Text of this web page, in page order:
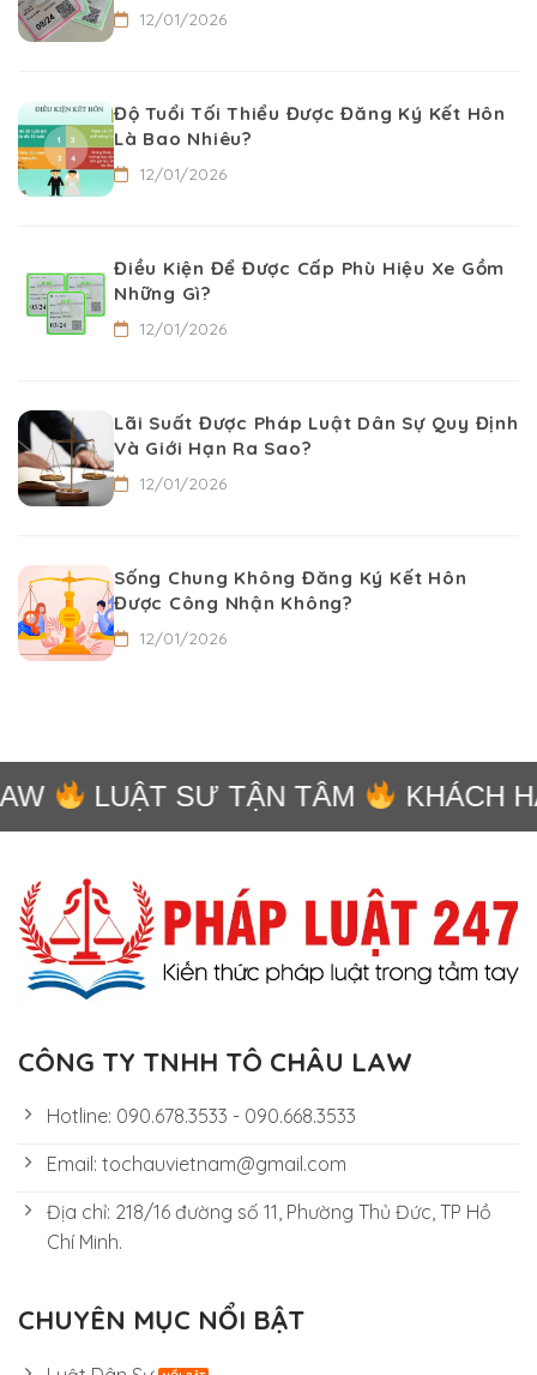
12/01/2026
Độ Tuổi Tối Thiểu Được Đăng Ký Kết Hôn
Là Bao Nhiêu?
12/01/2026
Điều Kiện Để Được Cấp Phù Hiệu Xe Gồm
Những Gì?
12/01/2026
Lãi Suất Được Pháp Luật Dân Sự Quy Định
Và Giới Hạn Ra Sao?
12/01/2026
Sống Chung Không Đăng Ký Kết Hôn
Được Công Nhận Không?
12/01/2026
LUẬT SƯ TẬN TÂM KHÁCH
CÔNG TY TNHH TÔ CHÂU LAW
Hotline: 090.678.3533 - 090.668.3533
Email: tochauvietnam@gmail.com
Địa chỉ: 218/16 đường số 11, Phường Thủ Đức, TP Hồ
Chí Minh.
CHUYÊN MỤC NỔI BẬT